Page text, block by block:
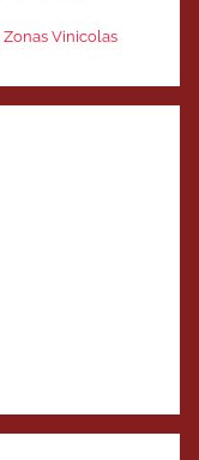
Zonas Vinicolas